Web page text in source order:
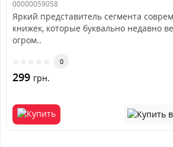
00000059058
Яркий представитель сегмента
книжек, которые буквально недавно
огром..
0
299 грн.